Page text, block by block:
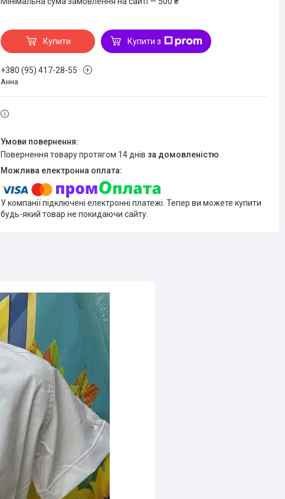
Купити Купити з
+380 (95) 417-28-55
Анна
повернення товару протягом 14 днів за домовленістю
У компанії підключені електронні платежі. Тепер ви можете купити
будь-який товар не покидаючи сайту.